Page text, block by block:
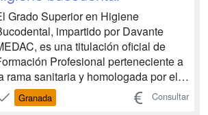
Grado Superior en Higiene
impartido por Davante
es una titulación oficial de
Profesional perteneciente a
rama sanitaria y homologada por el
Ministerio de Educación. Esta FP te
prepara para identificar las principales
Granada Consultar